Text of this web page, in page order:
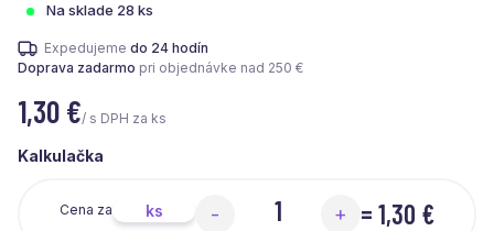
Na sklade 28 ks
Expedujeme do 24 hodín
Doprava zadarmo pri objednávke nad 250 €
1,30 €/ s DPH za ks
Kalkulačka
Cena za ks - + = 1,30 €